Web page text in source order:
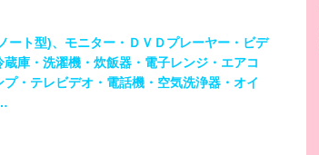
ート型)、モニター・ ＤＶＤプレーヤー・ビデ
蔵庫・洗濯機・炊飯器・電子レンジ・エアコ
・テレビデオ・電話機・ 空気洗浄器・オイ